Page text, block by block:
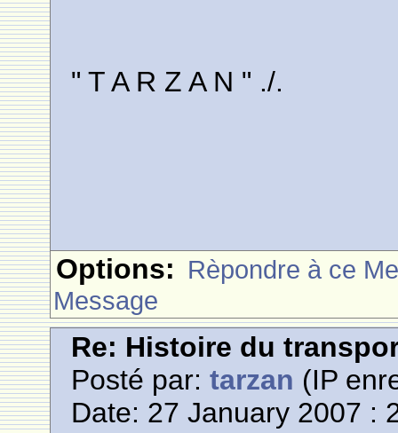
" T A R Z A N " ./.
Options: Rèpondre à ce
Message
Re: Histoire du
Posté par:tarzan (IP
Date: 27 January 2007 :